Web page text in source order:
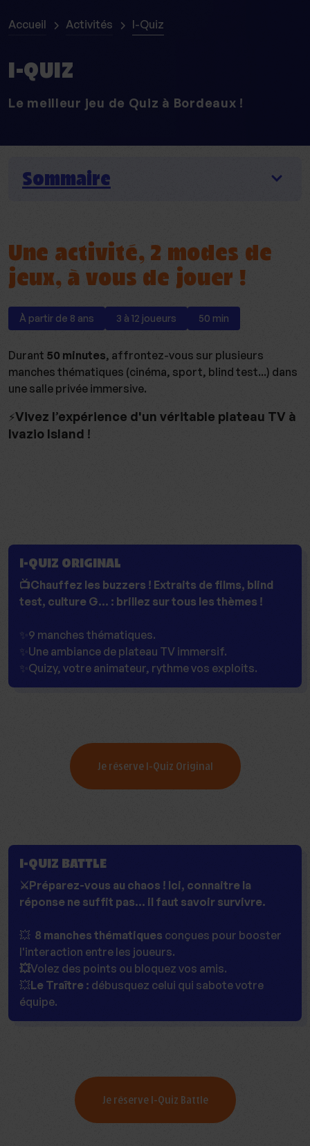
Accueil
Activités I-Quiz
I-QUIZ
Le meilleur jeu de Quiz à Bordeaux !
Une activité, 2 modes de
jeux, à vous de jouer !
À partir de 8 ans 3 à 12 joueurs 50 min
Durant 50 minutes, affrontez-vous sur plusieurs
manches thématiques (cinéma, sport, blind test...) dans
une salle privée immersive.
⚡Vivez l’expérience d'un véritable plateau TV à
Ivazio Island !
I-QUIZ ORIGINAL
📺Chauffez les buzzers ! Extraits de films, blind
test, culture G... : brillez sur tous les thèmes !
✨9 manches thématiques.
✨Une ambiance de plateau TV immersif.
✨Quizy, votre animateur, rythme vos exploits.
Je réserve I-Quiz Original
I-QUIZ BATTLE
⚔️Préparez-vous au chaos ! Ici, connaitre la
réponse ne suffit pas... il faut savoir survivre.
💥 8 manches thématiques conçues pour booster
l'interaction entre les joueurs.
💥Volez des points ou bloquez vos amis.
💥Le Traître : débusquez celui qui sabote votre
équipe.
Je réserve I-Quiz Battle
Sommaire